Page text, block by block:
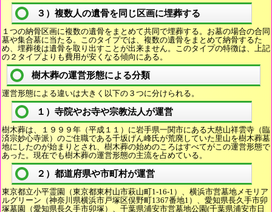
３）複数人の遺骨を同じ区画に埋葬する
１つの納骨区画に複数の遺骨をまとめて共同で埋葬する。お墓の場合の合同
墓や集合墓に当たる。このタイプでは、複数の遺骨をまとめて納骨するた
め、埋葬後は遺骨を取り出すことが出来ません。このタイプの特徴は、上記
の２タイプよりも費用が安くなる傾向にある。
樹木葬の運営形態による分類
運営形態による違いは大きく以下の３つに分けられる。
１）寺院やお寺や宗教法人が運営
樹木葬は、１９９９年（平成１１）に岩手県一関市にある大慈山祥雲寺（臨
済宗妙心寺派）のご住職である千坂げん峰氏が荒廃していた里山を樹木葬墓
地にしたのが始まりとされ、樹木葬の始めのころはすべてがこの運営形態で
あった。現在でも樹木葬の運営形態の主流を占めている。
２）都道府県や市町村が運営
東京都立小平霊園（東京都東村山市萩山町1-16-1）、横浜市営墓地メモリア
ルグリーン（神奈川県横浜市戸塚区俣野町1367番地1）、愛知県長久手市卯
塚墓園（愛知県長久手市卯塚）、千葉県浦安市営墓地公園(千葉県浦安市日